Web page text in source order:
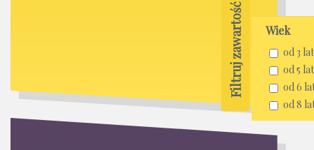
Filtruj zawartość Wiek
od 3 lat
od 5 lat
od 6
od 8